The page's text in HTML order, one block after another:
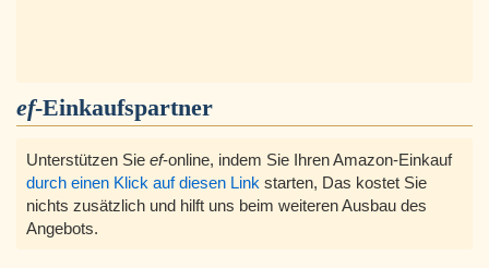
ef-Einkaufspartner
Unterstützen Sie ef-online, indem Sie Ihren Amazon-Einkauf
durch einen Klick auf diesen Link starten, Das kostet Sie
nichts zusätzlich und hilft uns beim weiteren Ausbau des
Angebots.